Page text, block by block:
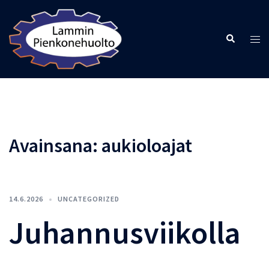
content
Search
Avainsana: aukioloajat
14.6.2026 UNCATEGORIZED
Juhannusviikolla